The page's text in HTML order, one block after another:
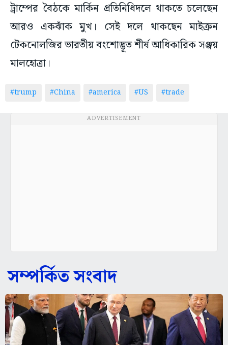
ট্রাম্পের বৈঠকে মার্কিন প্রতিনিধিদলে থাকতে চলেছেন
আরও একঝাঁক মুখ। সেই দলে থাকছেন মাইক্রন
টেকনোলজির ভারতীয় বংশোদ্ভূত শীর্ষ আধিকারিক সঞ্জয়
মালহোত্রা।
#trump #China #america #US #trade
ADVERTISEMENT
সম্পর্কিত সংবাদ